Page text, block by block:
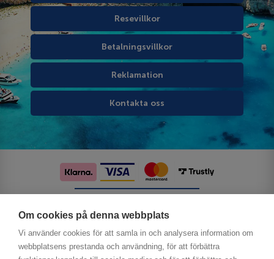
Om cookies på denna webbplats
Vi använder cookies för att samla in och analysera information om
webbplatsens prestanda och användning, för att förbättra
Resevillkor
Betalningsvillkor
Reklamation
Kontakta oss
Följ oss på sociala medier